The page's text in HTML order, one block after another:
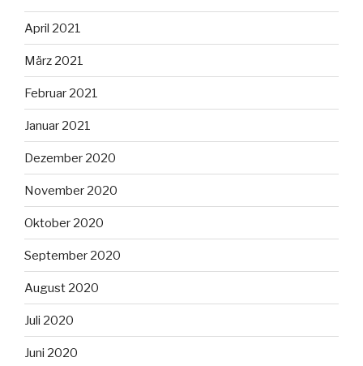
April 2021
März 2021
Februar 2021
Januar 2021
Dezember 2020
November 2020
Oktober 2020
September 2020
August 2020
Juli 2020
Juni 2020